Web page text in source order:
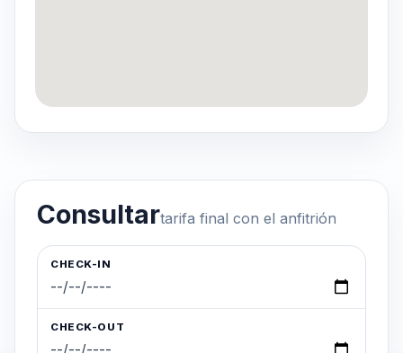
Consultartarifa final con el anfitrión
CHECK-IN
CHECK-OUT